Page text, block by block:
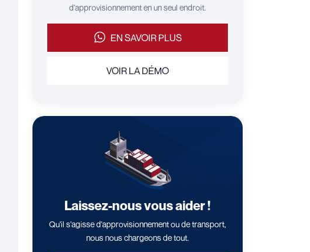
d'approvisionnement en un seul endroit.
EN SAVOIR PLUS
VOIR LA DÉMO
Laissez-nous vous aider !
Qu'il s'agisse d'approvisionnement ou de transport,
nous nous chargeons de tout.